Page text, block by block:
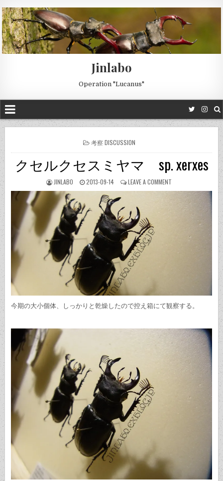
Jinlabo
Operation "Lucanus"
POSTED
考察 DISCUSSION
クセルクセスミヤマ sp. xerxes
JINLABO 2013-09-14 LEAVE A COMMENT
今期の大小個体、しっかりと乾燥したので控え箱にて観察する。